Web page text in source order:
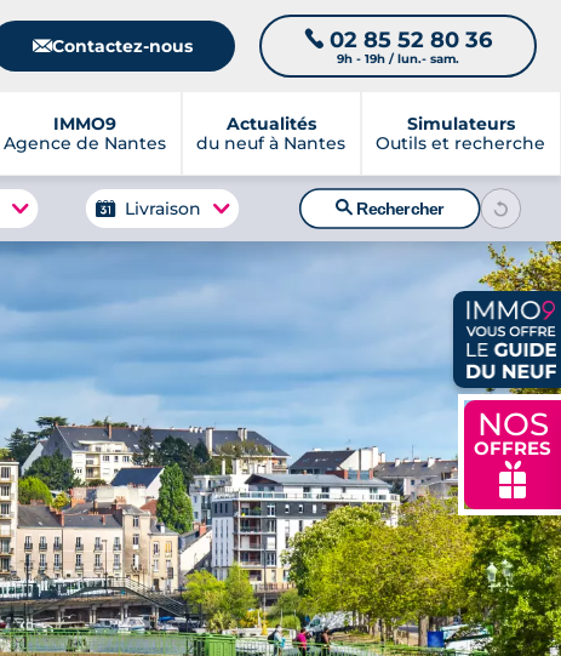
📧Contactez-nous 📞 02 85 52 80 36
9h - 19h / lun.- sam.
IMMO9
Agence de Nantes
Actualités
du neuf à Nantes
Simulateurs
Outils et recherche
NOS
OFFRES
🎁
Livraison 🔍Rechercher